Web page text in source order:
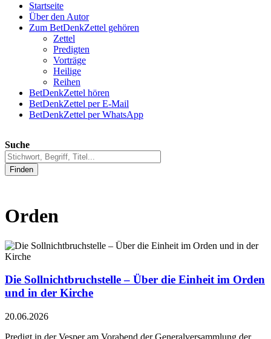
Startseite
Über den Autor
Zum BetDenkZettel gehören
Zettel
Predigten
Vorträge
Heilige
Reihen
BetDenkZettel hören
BetDenkZettel per E-Mail
BetDenkZettel per WhatsApp
Suche
Finden
Orden
Die Sollnichtbruchstelle – Über die Einheit im Orden
und in der Kirche
20.06.2026
Predigt in der Vesper am Vorabend der Generalversammlung der